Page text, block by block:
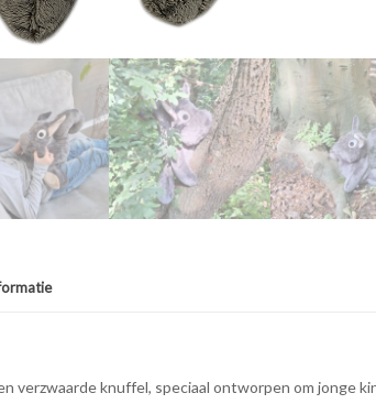
verzwaarde knuffel, speciaal ontworpen om jonge